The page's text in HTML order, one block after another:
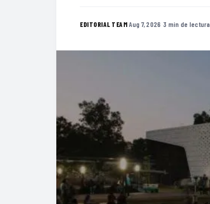
EDITORIAL TEAM·Aug 7, 2026 ·3 min de lectura